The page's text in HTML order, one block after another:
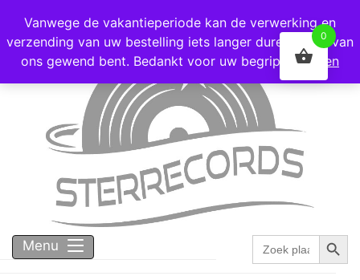
Voor 16:00 besteld = vandaag verzonden!
Menu
Zoek
naar:
Vanwege de vakantieperiode kan de verwerking en
verzending van uw bestelling iets langer duren dan u van
ons gewend bent. Bedankt voor uw begrip!
Negeren
0